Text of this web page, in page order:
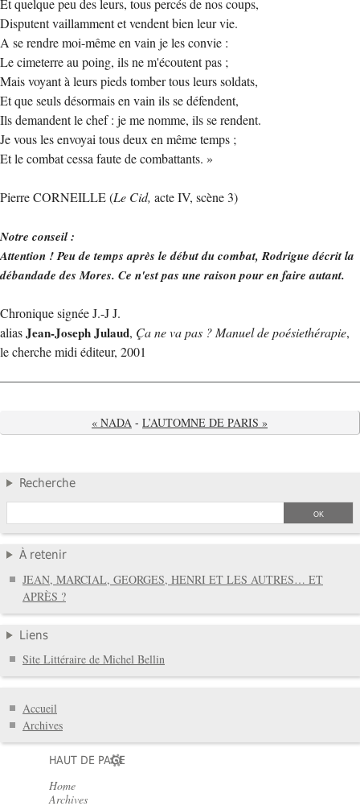
Et quelque peu des leurs, tous percés de nos coups,
Disputent vaillamment et vendent bien leur vie.
A se rendre moi-même en vain je les convie :
Le cimeterre au poing, ils ne m'écoutent pas ;
Mais voyant à leurs pieds tomber tous leurs soldats,
Et que seuls désormais en vain ils se défendent,
Ils demandent le chef : je me nomme, ils se rendent.
Je vous les envoyai tous deux en même temps ;
Et le combat cessa faute de combattants. »
Pierre CORNEILLE (Le Cid, acte IV, scène 3)
Notre conseil :
Attention ! Peu de temps après le début du combat, Rodrigue décrit la
débandade des Mores. Ce n'est pas une raison pour en faire autant.
Chronique signée J.-J J.
aliasJean-Joseph Julaud, Ça ne va pas ? Manuel de poésiethérapie,
le cherche midi éditeur, 2001
« NADA - L’AUTOMNE DE PARIS »
Recherche
À retenir
JEAN, MARCIAL, GEORGES, HENRI ET LES AUTRES… ET
APRÈS ?
Liens
Site Littéraire de Michel Bellin
Accueil
Archives
HAUT DE PAGE
Home
Archives